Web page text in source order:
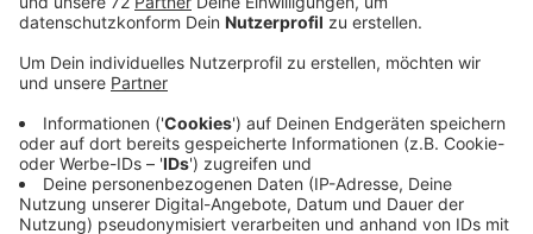
Veröffentlicht:Donnerstag, 25.02.2021 16:15
Anzeige
Radio Kiepenkerl kommt auf eine Einschaltquote von: